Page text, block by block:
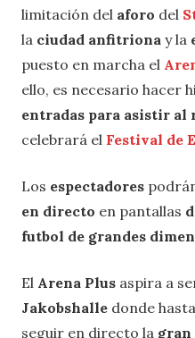
limitación del aforo del
la ciudad anfitriona y la
puesto en marcha el
ello, es necesario hacer
entradas para asistir al
celebrará el Festival de
Los espectadores
en directo en pantallas
futbol de grandes
El Arena Plus aspira a
Jakobshalle donde hasta
seguir en directo la gran